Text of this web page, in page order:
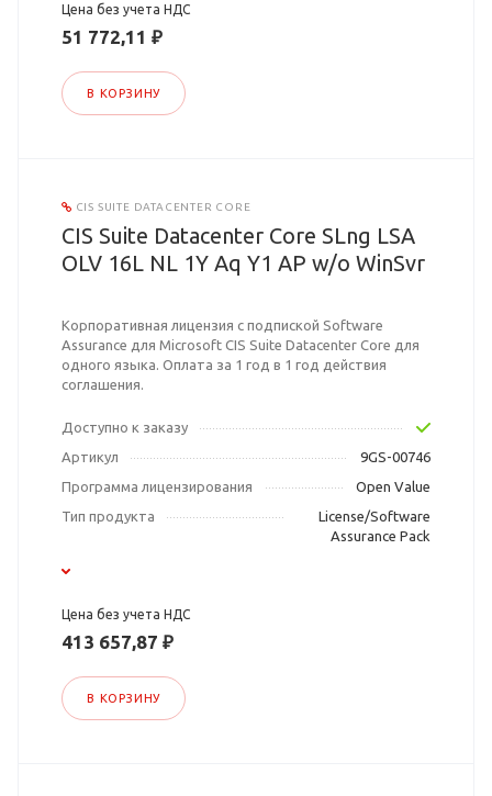
Цена без учета НДС
51 772,11 ₽
В КОРЗИНУ
CIS SUITE DATACENTER CORE
CIS Suite Datacenter Core SLng LSA
OLV 16L NL 1Y Aq Y1 AP w/o WinSvr
Корпоративная лицензия с подпиской Software
Assurance для Microsoft CIS Suite Datacenter Core для
одного языка. Оплата за 1 год в 1 год действия
соглашения.
Доступно к заказу
Артикул
9GS-00746
Программа лицензирования
Open Value
Тип продукта
License/Software
Assurance Pack
Цена без учета НДС
413 657,87 ₽
В КОРЗИНУ